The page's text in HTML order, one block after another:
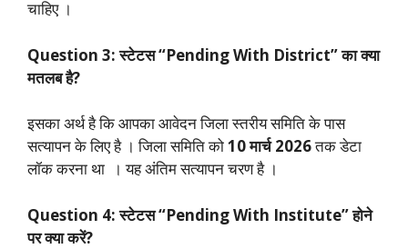
चाहिए ।
Question 3: स्टेटस “Pending With District” का क्या
मतलब है?
इसका अर्थ है कि आपका आवेदन जिला स्तरीय समिति के पास
सत्यापन के लिए है । जिला समिति को10 मार्च 2026तक डेटा
लॉक करना था । यह अंतिम सत्यापन चरण है ।
Question 4: स्टेटस “Pending With Institute” होने
पर क्या करें?